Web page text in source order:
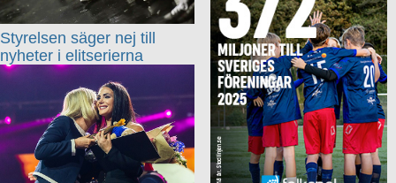
Styrelsen säger nej till
nyheter i elitserierna